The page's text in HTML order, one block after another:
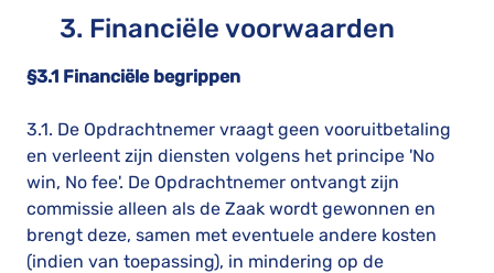
3. Financiële voorwaarden
§3.1 Financiële begrippen
3.1. De Opdrachtnemer vraagt geen vooruitbetaling
en verleent zijn diensten volgens het principe 'No
win, No fee'. De Opdrachtnemer ontvangt zijn
commissie alleen als de Zaak wordt gewonnen en
brengt deze, samen met eventuele andere kosten
(indien van toepassing), in mindering op de